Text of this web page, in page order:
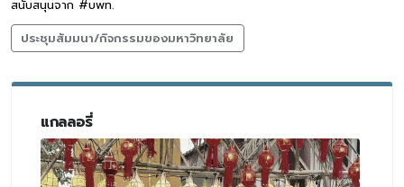
สนับสนุนจาก #บพท.
ประชุมสัมมนา/กิจกรรมของมหาวิทยาลัย
แกลลอรี่